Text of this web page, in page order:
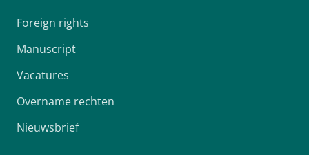
Foreign rights
Manuscript
Vacatures
Overname rechten
Nieuwsbrief